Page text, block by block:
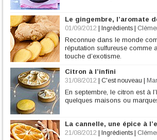
Le gingembre, l’aromate
01/09/2012 Ingrédients
Reconnue dans le monde
réputation sulfureuse comme
touche d’exotisme.
Citron à l’infini
31/08/2012 C'est nouveau
En septembre, le citron est à
quelques maisons ou
La cannelle, une épice à
21/08/2012 Ingrédients